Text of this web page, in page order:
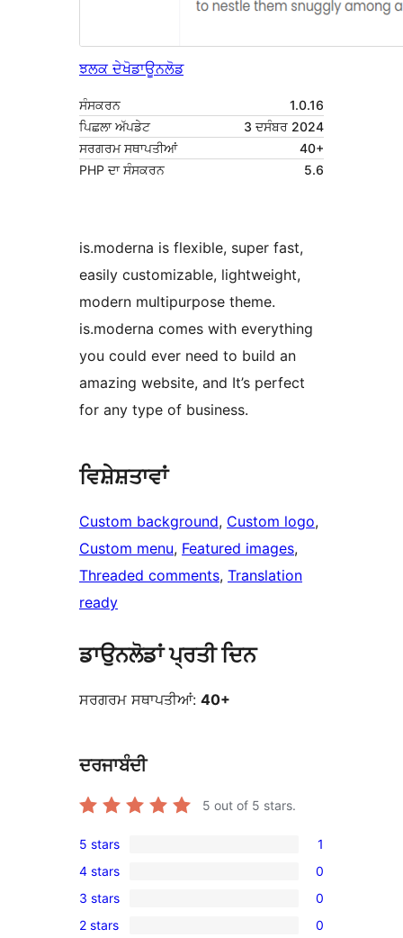
ਝਲਕ ਦੇਖੋਡਾਊਨਲੋਡ
ਸੰਸਕਰਨ
1.0.16
ਪਿਛਲਾ ਅੱਪਡੇਟ
3 ਦਸੰਬਰ 2024
ਸਰਗਰਮ ਸਥਾਪਤੀਆਂ
40+
PHP ਦਾ ਸੰਸਕਰਨ
5.6
is.moderna is flexible, super fast,
easily customizable, lightweight,
modern multipurpose theme.
is.moderna comes with everything
you could ever need to build an
amazing website, and It’s perfect
for any type of business.
ਵਿਸ਼ੇਸ਼ਤਾਵਾਂ
Custom background, Custom logo
Custom menu, Featured images
Threaded comments, Translation
ready
ਡਾਉਨਲੋਡਾਂ ਪ੍ਰਤੀ ਦਿਨ
ਸਰਗਰਮ ਸਥਾਪਤੀਆਂ: 40+
ਦਰਜਾਬੰਦੀ
5 out of 5 stars.
1
5-
star
review
5 stars 1
0
4-
star
4 stars 0
0
3-
3 stars 0
2 stars 0